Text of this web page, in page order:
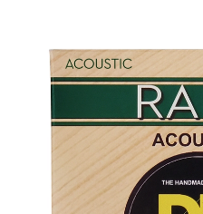
STRINGS
CUERDAS
PHOSPHOR